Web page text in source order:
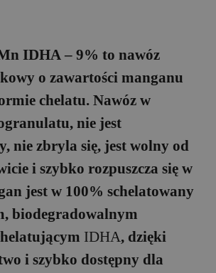
IDHA – 9% to nawóz
o zawartości manganu
chelatu. Nawóz w
nie jest
nie zbryla się, jest wolny od
i szybko rozpuszcza się w
jest w 100% schelatowany
biodegradowalnym
IDHA, dzięki
i szybko dostępny dla